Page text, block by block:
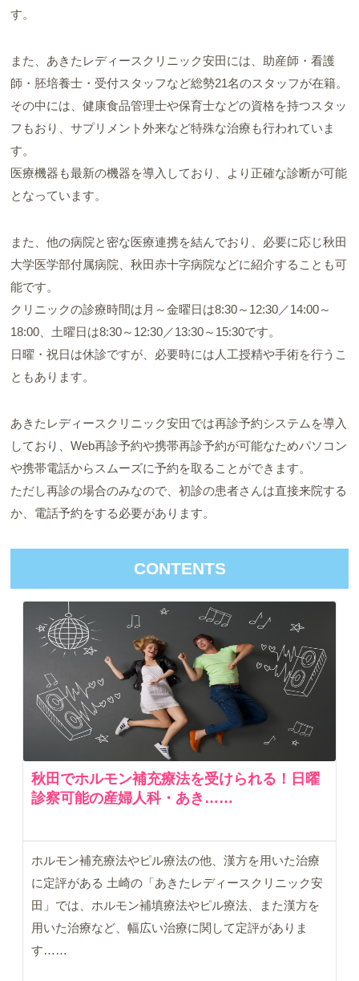
す。
また、あきたレディースクリニック安田には、助産師・看護
師・胚培養士・受付スタッフなど総勢21名のスタッフが在籍。
その中には、健康食品管理士や保育士などの資格を持つスタッ
フもおり、サプリメント外来など特殊な治療も行われていま
す。
医療機器も最新の機器を導入しており、より正確な診断が可能
となっています。
また、他の病院と密な医療連携を結んでおり、必要に応じ秋田
大学医学部付属病院、秋田赤十字病院などに紹介することも可
能です。
クリニックの診療時間は月～金曜日は8:30～12:30／14:00～
18:00、土曜日は8:30～12:30／13:30～15:30です。
日曜・祝日は休診ですが、必要時には人工授精や手術を行うこ
ともあります。
あきたレディースクリニック安田では再診予約システムを導入
しており、Web再診予約や携帯再診予約が可能なためパソコン
や携帯電話からスムーズに予約を取ることができます。
ただし再診の場合のみなので、初診の患者さんは直接来院する
か、電話予約をする必要があります。
CONTENTS
秋田でホルモン補充療法を受けられる！日曜
診察可能の産婦人科・あき……
ホルモン補充療法やピル療法の他、漢方を用いた治療
に定評がある 土崎の「あきたレディースクリニック安
田」では、ホルモン補填療法やピル療法、また漢方を
用いた治療など、幅広い治療に関して定評がありま
す……